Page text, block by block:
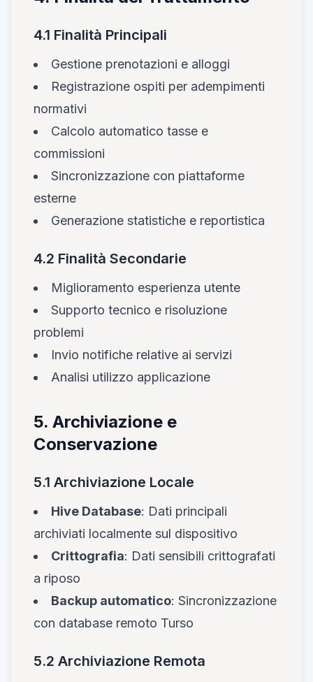
4.1 Finalità Principali
Gestione prenotazioni e alloggi
Registrazione ospiti per adempimenti
normativi
Calcolo automatico tasse e
commissioni
Sincronizzazione con piattaforme
esterne
Generazione statistiche e reportistica
4.2 Finalità Secondarie
Miglioramento esperienza utente
Supporto tecnico e risoluzione
problemi
Invio notifiche relative ai servizi
Analisi utilizzo applicazione
5. Archiviazione e
Conservazione
5.1 Archiviazione Locale
Hive Database: Dati principali
archiviati localmente sul dispositivo
Crittografia: Dati sensibili crittografati
a riposo
Backup automatico: Sincronizzazione
con database remoto Turso
5.2 Archiviazione Remota